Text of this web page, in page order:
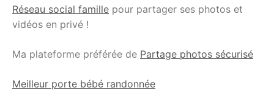
Réseau social famille pour partager ses photos et
vidéos en privé !
Ma plateforme préférée de Partage photos sécurisé
Meilleur porte bébé randonnée